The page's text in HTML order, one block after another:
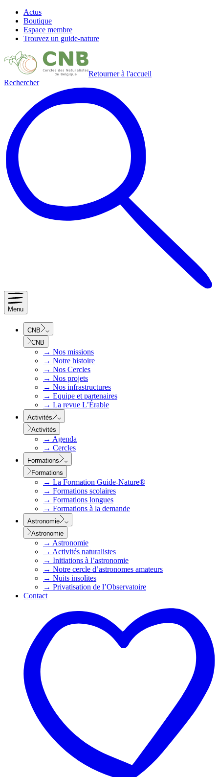
Actus
Boutique
Espace membre
Trouvez un guide-nature
Retourner à l'accueil
Rechercher
Menu
CNB
CNB
→ Nos missions
→ Notre histoire
→ Nos Cercles
→ Nos projets
→ Nos infrastructures
→ Equipe et partenaires
→ La revue L’Érable
Activités
Activités
→ Agenda
→ Cercles
Formations
Formations
→ La Formation Guide-Nature®
→ Formations scolaires
→ Formations longues
→ Formations à la demande
Astronomie
Astronomie
→ Astronomie
→ Activités naturalistes
→ Initiations à l’astronomie
→ Notre cercle d’astronomes amateurs
→ Nuits insolites
→ Privatisation de l’Observatoire
Contact